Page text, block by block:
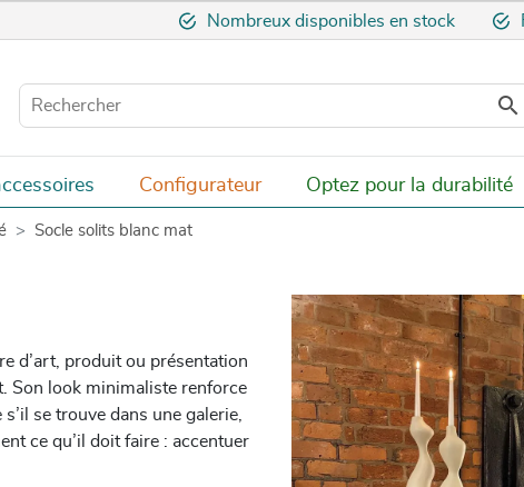
Nombreux disponibles en stock

Configurateur Optez pour la durabilité
Socle solits blanc mat
d’art, produit ou présentation
Son look minimaliste renforce
se trouve dans une galerie,
ce qu’il doit faire : accentuer